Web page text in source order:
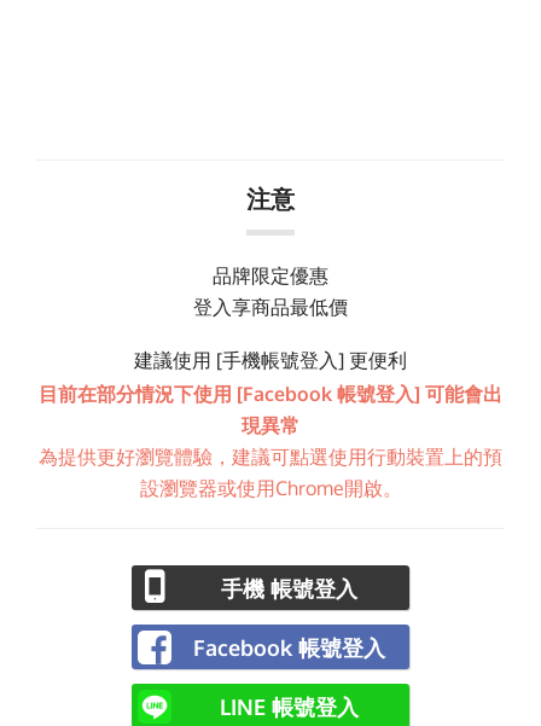
注意
品牌限定優惠
登入享商品最低價
建議使用 [手機帳號登入] 更便利
目前在部分情況下使用 [Facebook 帳號登入] 可能會出
現異常
為提供更好瀏覽體驗，建議可點選使用行動裝置上的預
設瀏覽器或使用Chrome開啟。
手機 帳號登入
Facebook 帳號登入
LINE 帳號登入